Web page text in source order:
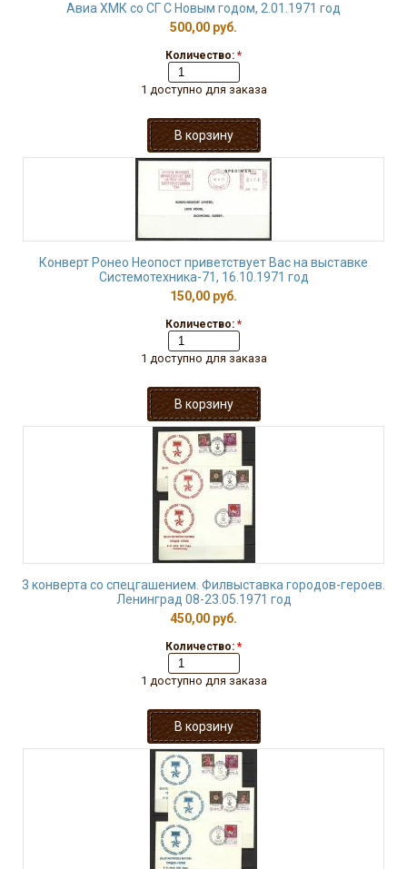
Авиа ХМК со СГ С Новым годом, 2.01.1971 год
500,00 руб.
Количество: *
1 доступно для заказа
Конверт Ронео Неопост приветствует Вас на выставке
Системотехника-71, 16.10.1971 год
150,00 руб.
Количество: *
1 доступно для заказа
3 конверта со спецгашением. Филвыставка городов-героев.
Ленинград 08-23.05.1971 год
450,00 руб.
Количество: *
1 доступно для заказа